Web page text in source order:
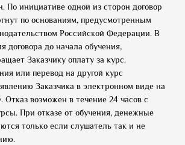
По инициативе одной из сторон договор
по основаниям, предусмотренным
Российской Федерации. В
договора до начала обучения,
Заказчику оплату за курс.
или перевод на другой курс
Заказчика в электронном виде на
Отказ возможен в течение 24 часов с
При отказе от обучения, денежные
только если слушатель так и не